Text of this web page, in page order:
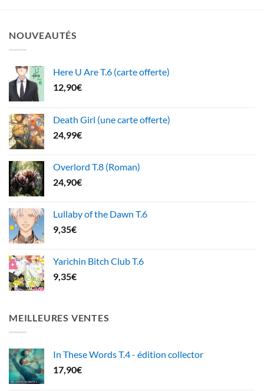
NOUVEAUTÉS
Here U Are T.6 (carte offerte)
12,90€
Death Girl (une carte offerte)
24,99€
Overlord T.8 (Roman)
24,90€
Lullaby of the Dawn T.6
9,35€
Yarichin Bitch Club T.6
9,35€
MEILLEURES VENTES
In These Words T.4 - édition collector
17,90€